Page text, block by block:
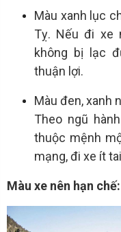
Màu xanh lục
Tỵ. Nếu đi xe
không bị lạc
thuận lợi.
Màu đen, xanh
Theo ngũ
thuộc mệnh
mạng, đi xe ít
Màu xe nên hạn chế: